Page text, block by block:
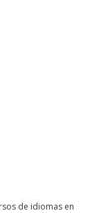
de idiomas en